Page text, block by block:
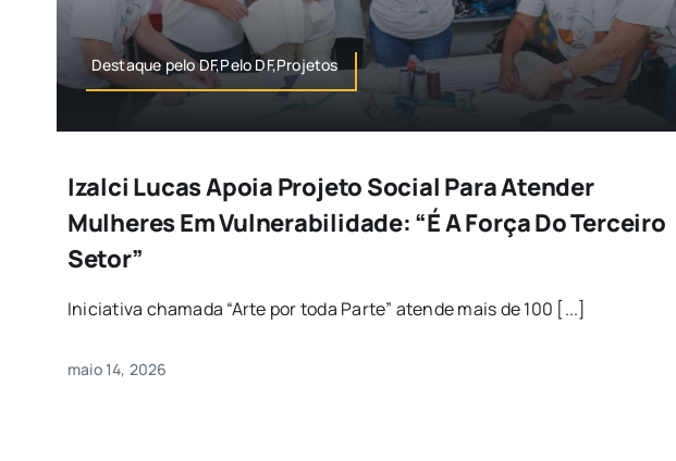
Destaque pelo DF,Pelo DF,Projetos
Izalci Lucas Apoia Projeto Social Para Atender
Mulheres Em Vulnerabilidade: “É A Força Do Terceiro
Setor”
Iniciativa chamada “Arte por toda Parte” atende mais de 100 [...]
maio 14, 2026